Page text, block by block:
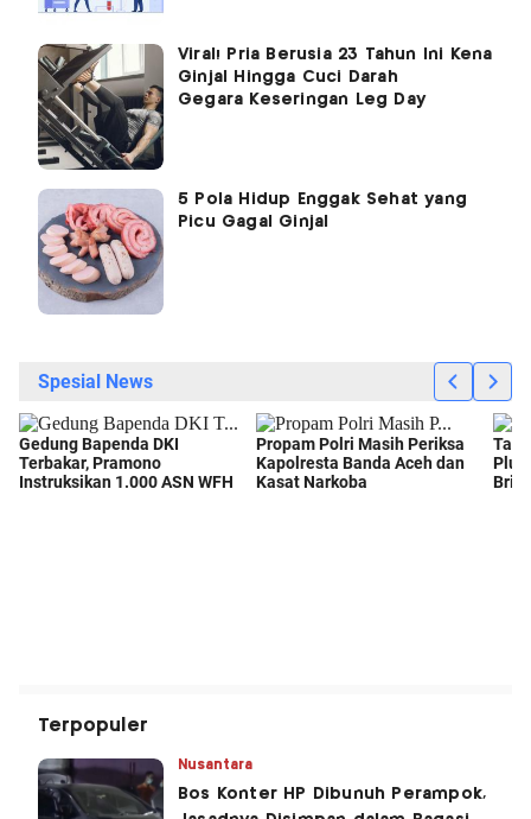
Viral! Pria Berusia 23 Tahun Ini Kena
Ginjal Hingga Cuci Darah
Gegara Keseringan Leg Day
5 Pola Hidup Enggak Sehat yang
Picu Gagal Ginjal
Terpopuler
Nusantara
Bos Konter HP Dibunuh Perampok,